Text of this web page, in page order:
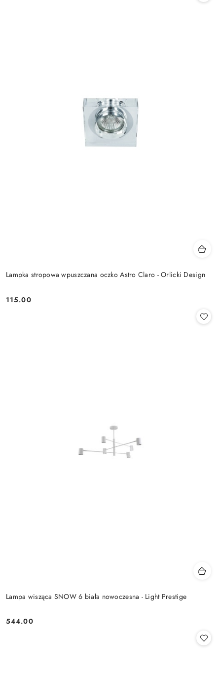
Lampka stropowa wpuszczana oczko Astro Claro - Orlicki Design
Cena:
115.00
Lampa wisząca SNOW 6 biała nowoczesna - Light Prestige
Cena:
544.00